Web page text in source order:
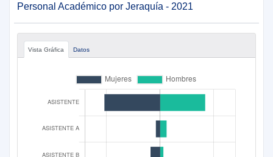
Personal Académico por Jeraquía - 2021
Vista Gráfica Datos